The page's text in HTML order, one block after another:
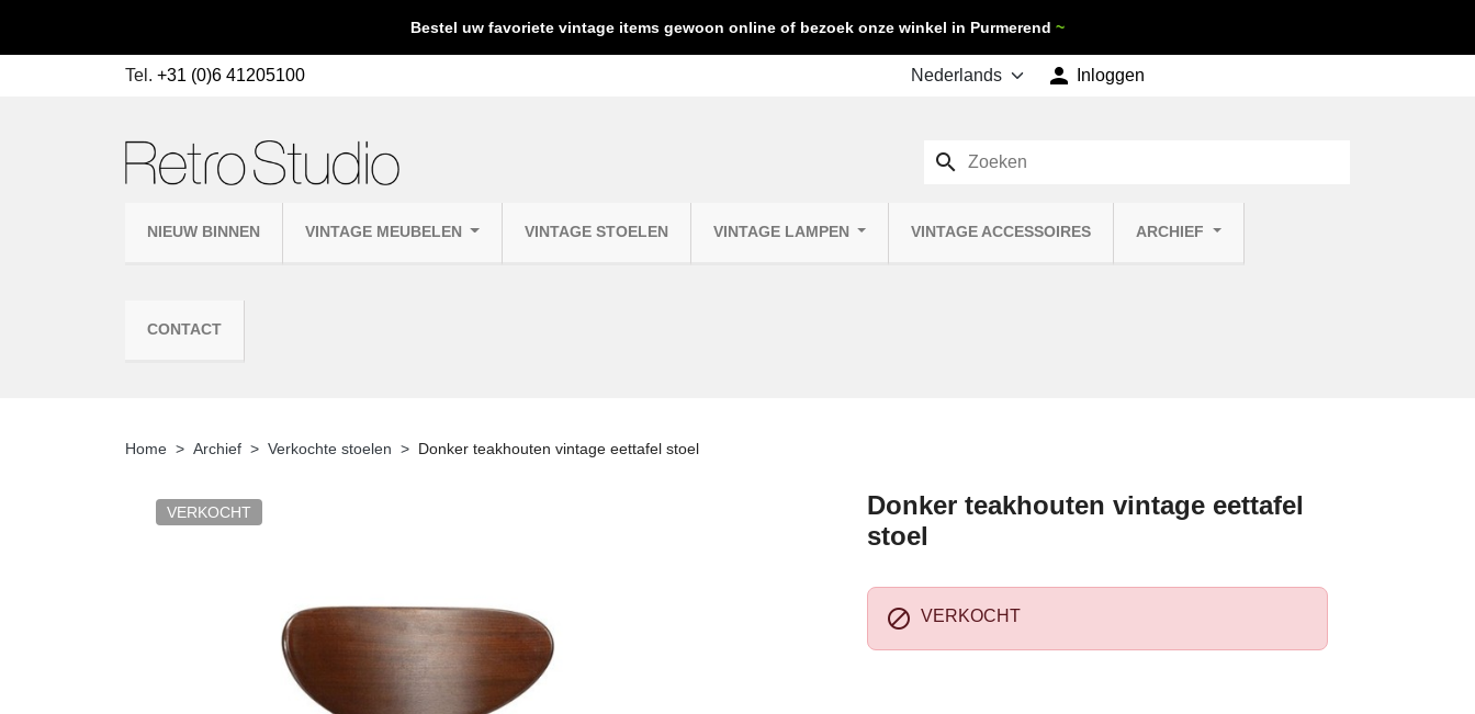
Bestel uw favoriete vintage items gewoon online of bezoek onze winkel in Purmerend ~
Tel. +31 (0)6 41205100  Inloggen
NIEUW BINNEN VINTAGE MEUBELEN VINTAGE STOELEN VINTAGE LAMPEN VINTAGE ACCESSOIRES ARCHIEF
CONTACT
search
Home Archief Verkochte stoelen Donker teakhouten vintage eettafel stoel
VERKOCHT
Donker teakhouten vintage eettafel
stoel
 VERKOCHT